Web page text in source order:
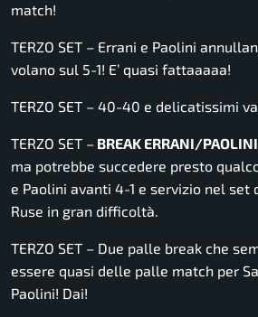
match!
TERZO SET – Errani e Paolini
volano sul 5-1! E’ quasi fattaaaaa!
TERZO SET – 40-40 e delicatissimi
TERZO SET – BREAK ERRANI/
ma potrebbe succedere presto
e Paolini avanti 4-1 e servizio nel set
Ruse in gran difficoltà.
TERZO SET – Due palle break che
essere quasi delle palle match per
Paolini! Dai!